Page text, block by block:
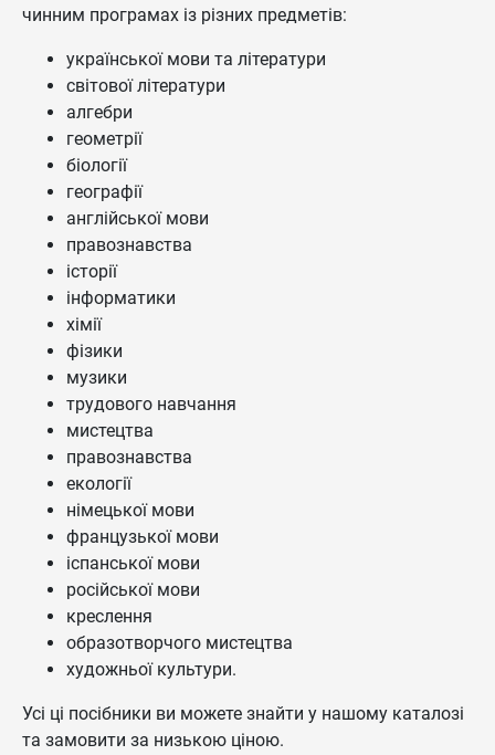
чинним програмах із різних предметів:
української мови та літератури
світової літератури
алгебри
геометрії
біології
географії
англійської мови
правознавства
історії
інформатики
хімії
фізики
музики
трудового навчання
мистецтва
правознавства
екології
німецької мови
французької мови
іспанської мови
російської мови
креслення
образотворчого мистецтва
художньої культури.
Усі ці посібники ви можете знайти у нашому каталозі
та замовити за низькою ціною.